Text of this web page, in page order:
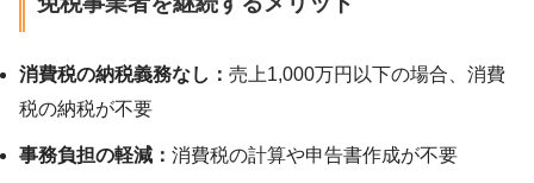
消費税の納税義務なし： 売上1,000万円以下の場合、消費
税の納税が不要
事務負担の軽減： 消費税の計算や申告書作成が不要